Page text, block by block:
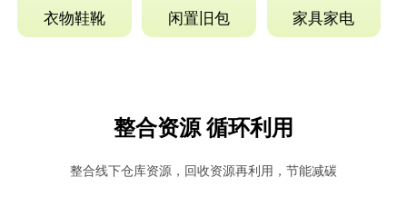
衣物鞋靴 闲置旧包 家具家电
整合资源 循环利用
整合线下仓库资源，回收资源再利用，节能减碳